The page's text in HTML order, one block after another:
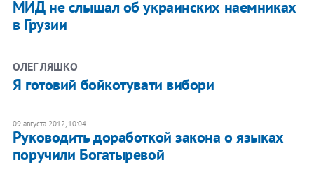
МИД не слышал об украинских наемниках
в Грузии
ОЛЕГ ЛЯШКО
Я готовий бойкотувати вибори
09 августа 2012, 10:04
Руководить доработкой закона о языках
поручили Богатыревой